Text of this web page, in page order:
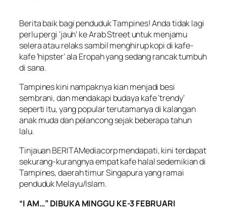
Berita baik bagi penduduk Tampines! Anda tidak lagi
perlu pergi ‘jauh’ ke Arab Street untuk menjamu
selera atau relaks sambil menghirup kopi di kafe-
kafe ‘hipster’ ala Eropah yang sedang rancak tumbuh
di sana.
Tampines kini nampaknya kian menjadi besi
sembrani, dan mendakapi budaya kafe ‘trendy’
seperti itu, yang popular terutamanya di kalangan
anak muda dan pelancong sejak beberapa tahun
lalu.
Tinjauan BERITAMediacorp mendapati, kini terdapat
sekurang-kurangnya empat kafe halal sedemikian di
Tampines, daerah timur Singapura yang ramai
penduduk Melayu/Islam.
“I AM…” DIBUKA MINGGU KE-3 FEBRUARI